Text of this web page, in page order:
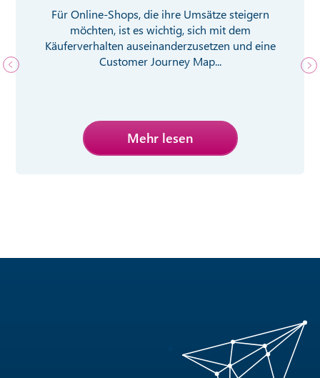
Für Online-Shops, die ihre Umsätze steigern
möchten, ist es wichtig, sich mit dem
Käuferverhalten auseinanderzusetzen und eine
Customer Journey Map...
Mehr lesen